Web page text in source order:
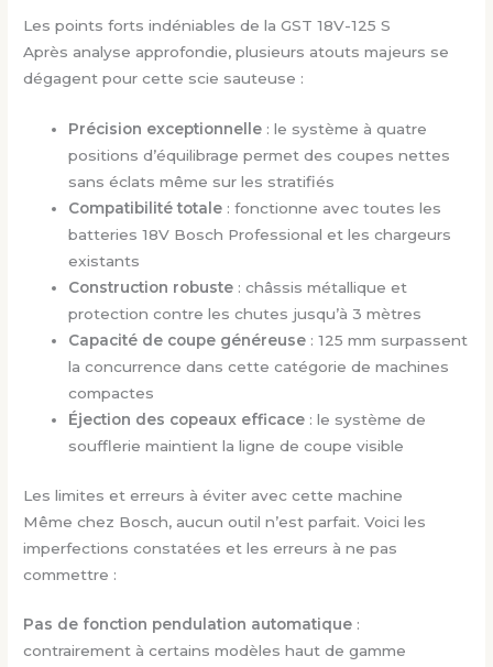
Les points forts indéniables de la GST 18V-125 S
Après analyse approfondie, plusieurs atouts majeurs se
dégagent pour cette scie sauteuse :
Précision exceptionnelle : le système à quatre
positions d’équilibrage permet des coupes nettes
sans éclats même sur les stratifiés
Compatibilité totale : fonctionne avec toutes les
batteries 18V Bosch Professional et les chargeurs
existants
Construction robuste : châssis métallique et
protection contre les chutes jusqu’à 3 mètres
Capacité de coupe généreuse : 125 mm surpassent
la concurrence dans cette catégorie de machines
compactes
Éjection des copeaux efficace : le système de
soufflerie maintient la ligne de coupe visible
Les limites et erreurs à éviter avec cette machine
Même chez Bosch, aucun outil n’est parfait. Voici les
imperfections constatées et les erreurs à ne pas
commettre :
Pas de fonction pendulation automatique :
contrairement à certains modèles haut de gamme